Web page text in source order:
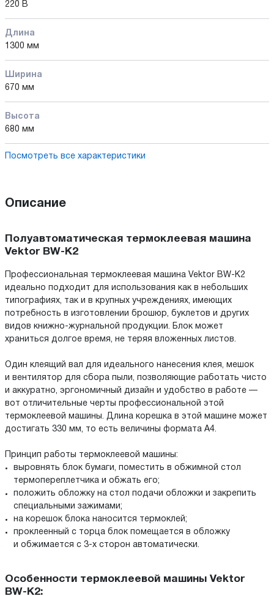
220 В
Длина
1300 мм
Ширина
670 мм
Высота
680 мм
Посмотреть все характеристики
Описание
Полуавтоматическая термоклеевая машина
Vektor BW-K2
Профессиональная термоклеевая машина Vektor BW-K2
идеально подходит для использования как в небольших
типографиях, так и в крупных учреждениях, имеющих
потребность в изготовлении брошюр, буклетов и других
видов книжно-журнальной продукции. Блок может
храниться долгое время, не теряя вложенных листов.
Один клеящий вал для идеального нанесения клея, мешок
и вентилятор для сбора пыли, позволяющие работать чисто
и аккуратно, эргономичный дизайн и удобство в работе —
вот отличительные черты профессиональной этой
термоклеевой машины. Длина корешка в этой машине может
достигать 330 мм, то есть величины формата А4.
Принцип работы термоклеевой машины:
выровнять блок бумаги, поместить в обжимной стол
термопереплетчика и обжать его;
положить обложку на стол подачи обложки и закрепить
специальными зажимами;
на корешок блока наносится термоклей;
проклеенный с торца блок помещается в обложку
и обжимается с 3-х сторон автоматически.
Особенности термоклеевой машины Vektor
BW-K2: